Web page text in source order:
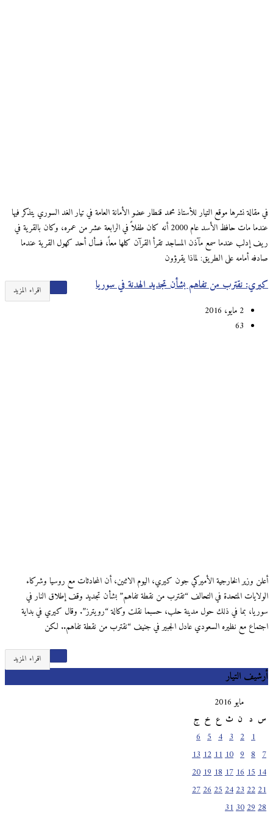
في مقالة نشرها موقع التيار للأستاذ محمد قنطار عضو الأمانة العامة في تيار الغد السوري يتذكر فيها
عندما مات حافظ الأسد عام 2000 أنه كان طفلاً في الرابعة عشر من عمره، وكان بالقرية في
ريف إدلب عندما سمع مآذن المساجد تقرأ القرآن كلها معاً، فسأل أحد كهول القرية عندما
صادفه أمامه على الطريق: لماذا يقرؤون
اقراء المزيد كيري: نقترب من تفاهم بشأن تجديد الهدنة في سوريا
63
أعلن وزير الخارجية الأميركي جون كيري، اليوم الاثنين، أن المحادثات مع روسيا وشركاء
الولايات المتحدة في التحالف “تقترب من نقطة تفاهم” بشأن تجديد وقف إطلاق النار في
سوريا، بما في ذلك حول مدينة حلب، حسبما نقلت وكالة “رويترز”. وقال كيري في بداية
اجتماع مع نظيره السعودي عادل الجبير في جنيف “نقترب من نقطة تفاهم.. لكن
اقراء المزيد
أرشيف التيار
مايو 2016
س
ث خ ج
10
11
12
13
14
15
16
17
18
19
20
21
22
23
24
25
26
27
28
29
30
31